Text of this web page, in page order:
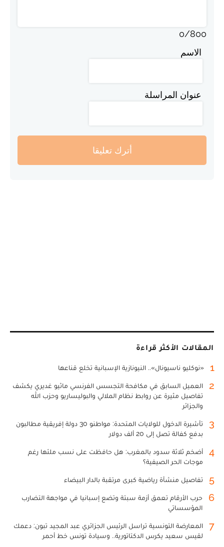
0/800
الاسم
عنوان المراسلة
أترك تعليقا
المقالات الأكثر قراءة
1 «نوكليو ناسيونال».. النيونازية الإسبانية تخلع قناعها
2
العميل السابق في مكافحة التجسس الفرنسي ماثيو غديري يكشف
تفاصيل مثيرة عن روابط نظام الملالي والبوليساريو وحزب الله
والجزائر
3
تأشيرة الدخول للولايات المتحدة: مواطنو 30 دولة إفريقية مطالبون
بدفع كفالة تصل إلى 20 ألف دولار
4
أضخم ثلاثة سدود بالمغرب: هل حافظت على نسب ملئها رغم
موجات الحر الصيفية؟
5 تفاصيل منشأة رياضية كبرى مرتقبة بالدار البيضاء
6
حرب الأرقام تعمق أزمة سبتة وتضع إسبانيا في مواجهة التضارب
المؤسساتي
7
المعارضة التونسية تراسل الرئيس الجزائري عبد المجيد تبون: دعمك
لقيس سعيد يكرس الدكتاتورية.. وسيادة تونس خط أحمر